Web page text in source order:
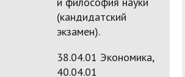
(кандидатский
экзамен).
38.04.01 Экономика,
40.04.01